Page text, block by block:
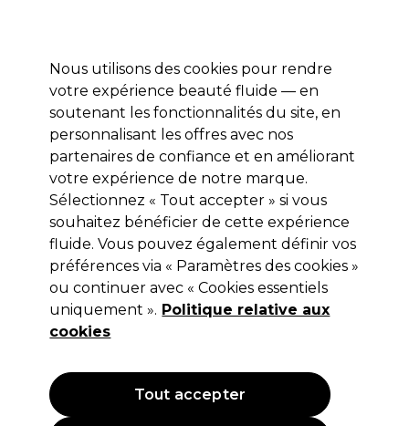
Se connecter
Marques Bons plans Coiffure Electro et Matériel
Livraison et délais
lire la suite
Parlux
Parlux Elysium sèche-cheveux
professionnel - Fuchsia
(0)
275,00 €Hors TVA
Nous utilisons des cookies pour rendre
votre expérience beauté fluide — en
soutenant les fonctionnalités du site, en
personnalisant les offres avec nos
partenaires de confiance et en améliorant
votre expérience de notre marque.
Sélectionnez « Tout accepter » si vous
souhaitez bénéficier de cette expérience
fluide. Vous pouvez également définir vos
préférences via « Paramètres des cookies »
ou continuer avec « Cookies essentiels
uniquement ». Politique relative aux
cookies
Tout accepter